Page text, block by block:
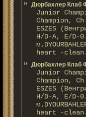
Дюрбахлер Клаб
Junior
Champion, Ch
ESZES
H/D-A, E/D-
heart -
Дюрбахлер Клаб
Junior
Champion, Ch
ESZES
H/D-A, E/D-
heart -